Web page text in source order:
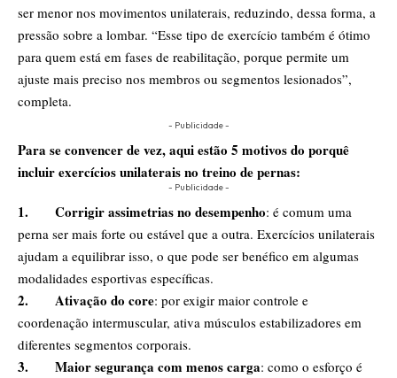
ser menor nos movimentos unilaterais, reduzindo, dessa forma, a
pressão sobre a lombar. “Esse tipo de exercício também é ótimo
para quem está em fases de reabilitação, porque permite um
ajuste mais preciso nos membros ou segmentos lesionados”,
completa.
- Publicidade -
Para se convencer de vez, aqui estão 5 motivos do porquê
incluir exercícios unilaterais no treino de pernas:
- Publicidade -
1. Corrigir assimetrias no desempenho: é comum uma
perna ser mais forte ou estável que a outra. Exercícios unilaterais
ajudam a equilibrar isso, o que pode ser benéfico em algumas
modalidades esportivas específicas.
2. Ativação do core: por exigir maior controle e
coordenação intermuscular, ativa músculos estabilizadores em
diferentes segmentos corporais.
3. Maior segurança com menos carga: como o esforço é